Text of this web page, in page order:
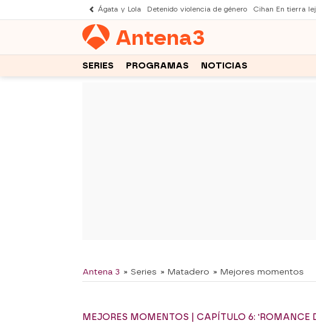
Ágata y Lola Detenido violencia de género Cihan En tierra
Antena3
SERIES PROGRAMAS NOTICIAS
Antena 3 » Series » Matadero » Mejores momentos
MEJORES MOMENTOS | CAPÍTULO 6: 'ROMANCE